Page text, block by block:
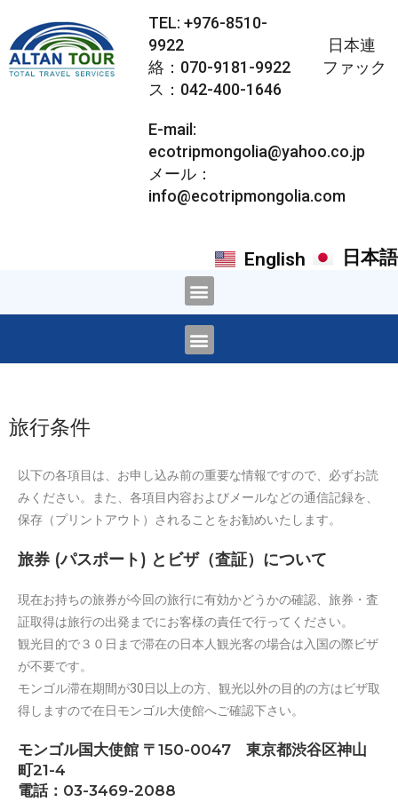
TEL: +976-8510-
9922 日本連
絡：070-9181-9922 ファック
ス：042-400-1646
E-mail:
ecotripmongolia@yahoo.co.jp
メール：
info@ecotripmongolia.com
English 日本語
旅行条件
以下の各項目は、お申し込み前の重要な情報ですので、必ずお読
みください。また、各項目内容およびメールなどの通信記録を、
保存（プリントアウト）されることをお勧めいたします。
旅券 (パスポート) とビザ（査証）について
現在お持ちの旅券が今回の旅行に有効かどうかの確認、旅券・査
証取得は旅行の出発までにお客様の責任で行ってください。
観光目的で３０日まで滞在の日本人観光客の場合は入国の際ビザ
が不要です。
モンゴル滞在期間が30日以上の方、観光以外の目的の方はビザ取
得しますので在日モンゴル大使館へご確認下さい。
モンゴル国大使館 〒150-0047 東京都渋谷区神山
町21-4
電話：03-3469-2088